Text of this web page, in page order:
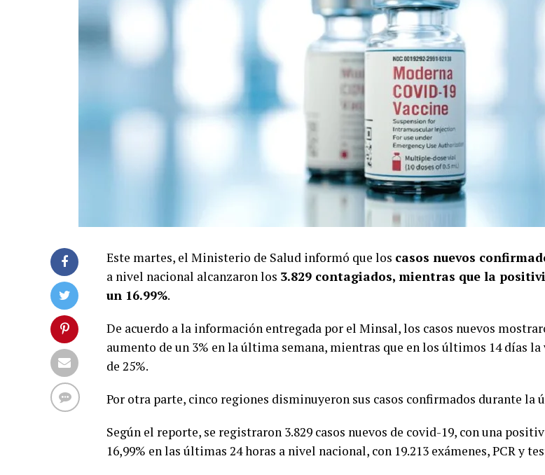
Este martes, el Ministerio de Salud informó que los casos nuevos
a nivel nacional alcanzaron los 3.829 contagiados, mientras que la
un 16.99%.
De acuerdo a la información entregada por el Minsal, los casos nuevos
aumento de un 3% en la última semana, mientras que en los últimos 14 días
de 25%.
Por otra parte, cinco regiones disminuyeron sus casos confirmados durante la
Según el reporte, se registraron 3.829 casos nuevos de covid-19, con una
16,99% en las últimas 24 horas a nivel nacional, con 19.213 exámenes, PCR y